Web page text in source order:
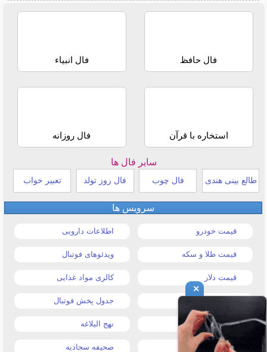
فال حافظ فال انبیاء
استخاره با قرآن فال روزانه
سایر فال ها
طالع بینی هندی فال چوب فال روز تولد تعبیر خواب
سرویس ها
قیمت خودرو اطلاعات دارویی
قیمت طلا و سکه ویدئوهای فوتبال
قیمت دلار کالری مواد غذایی
جدول پخش فوتبال
قیمت تبلت نهج البلاغه
تیتر روزنامه ها صحیفه سجادیه
×